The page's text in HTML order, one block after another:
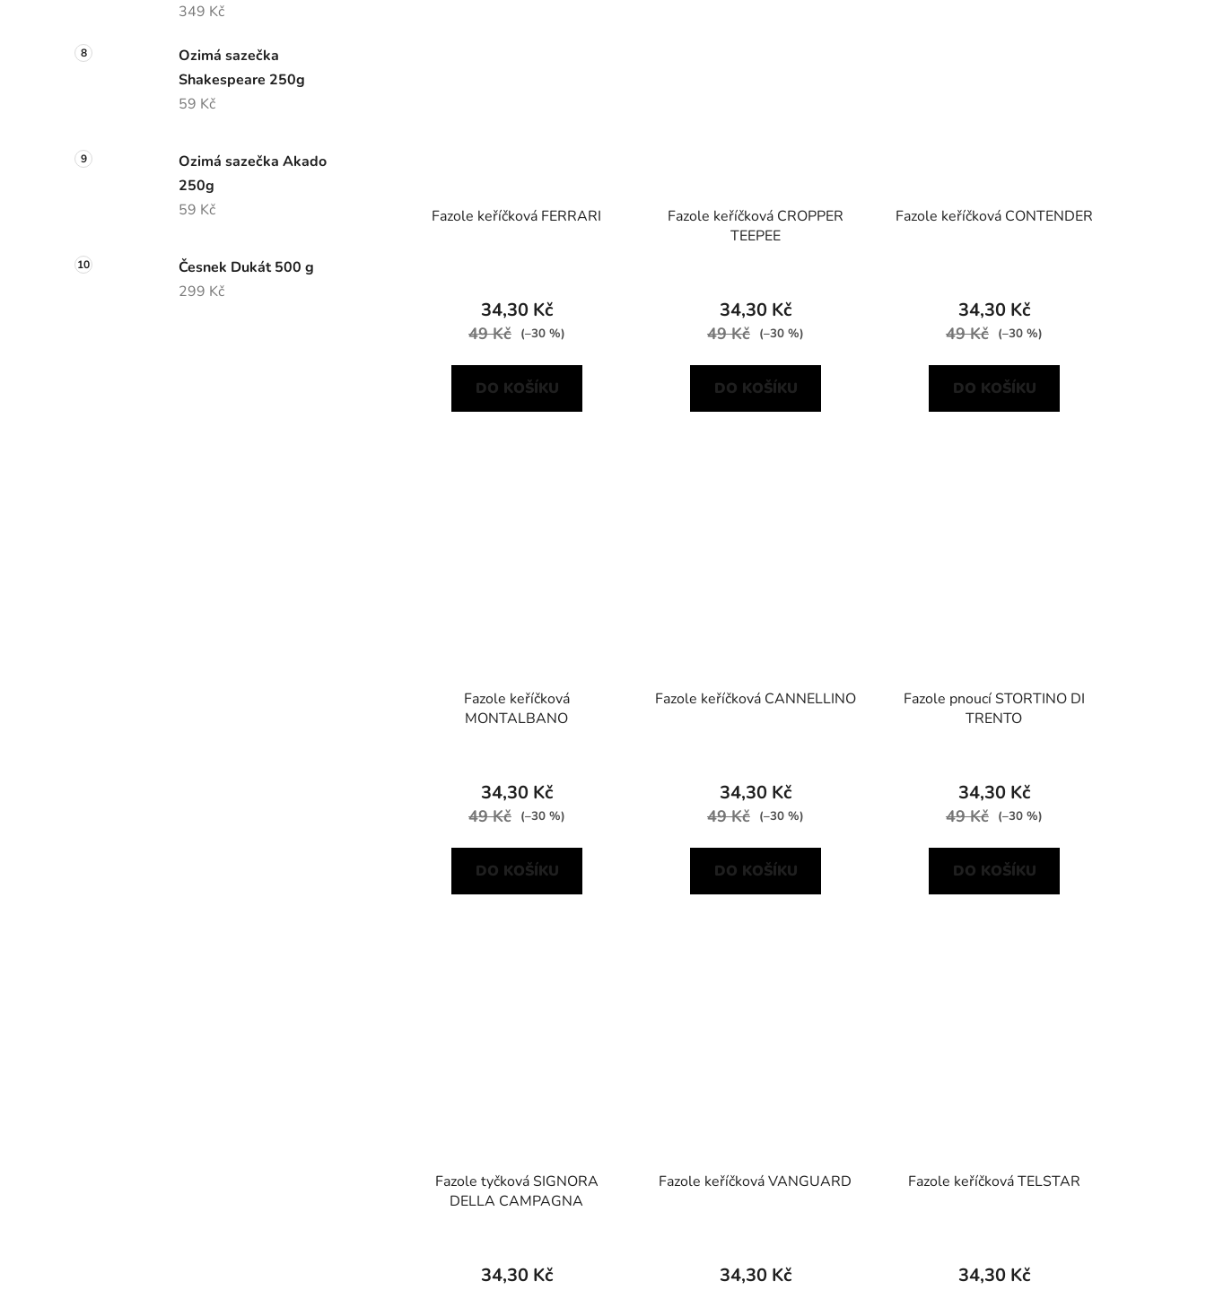
349 Kč
Ozimá sazečka
Shakespeare 250g
59 Kč
Ozimá sazečka Akado
250g
59 Kč
Česnek Dukát 500 g
299 Kč
Fazole keříčková FERRARI
34,30 Kč
49 Kč (–30 %)
DO KOŠÍKU
Fazole keříčková CROPPER
TEEPEE
34,30 Kč
49 Kč (–30 %)
DO KOŠÍKU
Fazole keříčková CONTENDER
34,30 Kč
49 Kč (–30 %)
DO KOŠÍKU
Fazole keříčková
MONTALBANO
34,30 Kč
49 Kč (–30 %)
DO KOŠÍKU
Fazole keříčková CANNELLINO
34,30 Kč
49 Kč (–30 %)
DO KOŠÍKU
Fazole pnoucí STORTINO DI
TRENTO
34,30 Kč
49 Kč (–30 %)
DO KOŠÍKU
Fazole tyčková SIGNORA
DELLA CAMPAGNA
34,30 Kč
Fazole keříčková VANGUARD
34,30 Kč
Fazole keříčková TELSTAR
34,30 Kč